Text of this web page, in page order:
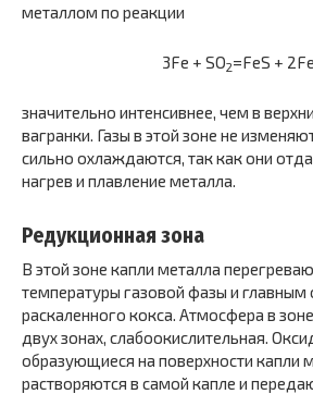
металлом по реакции
3Fe + SO2=FeS +
значительно интенсивнее, чем в
вагранки. Газы в этой зоне не
сильно охлаждаются, так как они
нагрев и плавление металла.
Редукционная зона
В этой зоне капли металла
температуры газовой фазы и главным
раскаленного кокса. Атмосфера в
двух зонах, слабоокислительная.
образующиеся на поверхности капли
растворяются в самой капле и